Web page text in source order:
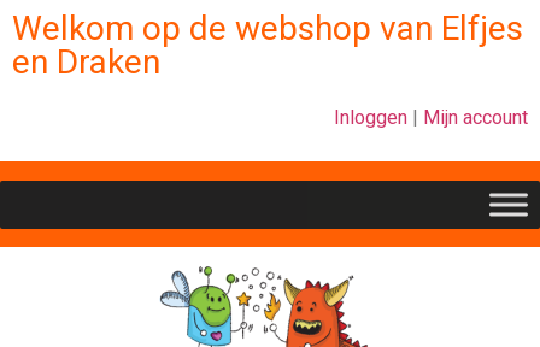
Welkom op de webshop van Elfjes
en Draken
Inloggen | Mijn account